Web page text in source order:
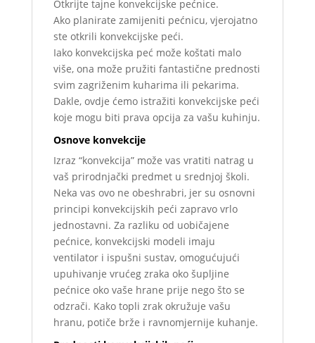
Otkrijte tajne konvekcijske pećnice.
Ako planirate zamijeniti pećnicu, vjerojatno
ste otkrili konvekcijske peći.
Iako konvekcijska peć može koštati malo
više, ona može pružiti fantastične prednosti
svim zagriženim kuharima ili pekarima.
Dakle, ovdje ćemo istražiti konvekcijske peći
koje mogu biti prava opcija za vašu kuhinju.
Osnove konvekcije
Izraz “konvekcija” može vas vratiti natrag u
vaš prirodnjački predmet u srednjoj školi.
Neka vas ovo ne obeshrabri, jer su osnovni
principi konvekcijskih peći zapravo vrlo
jednostavni. Za razliku od uobičajene
pećnice, konvekcijski modeli imaju
ventilator i ispušni sustav, omogućujući
upuhivanje vrućeg zraka oko šupljine
pećnice oko vaše hrane prije nego što se
odzrači. Kako topli zrak okružuje vašu
hranu, potiče brže i ravnomjernije kuhanje.